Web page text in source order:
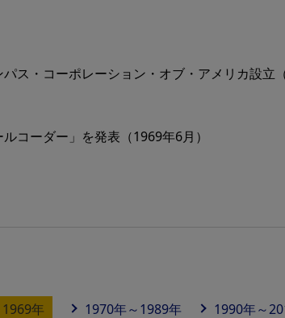
ス・コーポレーション・オブ・アメリカ設立
コーダー」を発表（1969年6月）
年 1970年～1989年 1990年～